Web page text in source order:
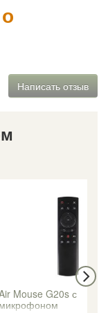
Написать отзыв
Mouse G20s с
микрофоном